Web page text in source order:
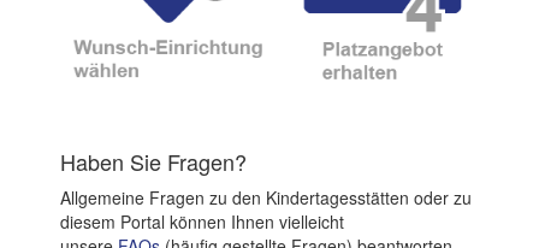
Haben Sie Fragen?
Allgemeine Fragen zu den Kindertagesstätten oder zu
diesem Portal können Ihnen vielleicht